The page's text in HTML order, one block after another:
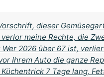
dieser
meine Rechte, die
2026 über 67 ist,
Ihrem Auto die ganze
7 Tage lang,